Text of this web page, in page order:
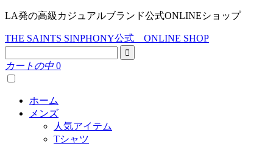
LA発の高級カジュアルブランド公式ONLINEショップ
THE SAINTS SINPHONY公式 ONLINE SHOP
カートの中 0
ホーム
メンズ
人気アイテム
Tシャツ